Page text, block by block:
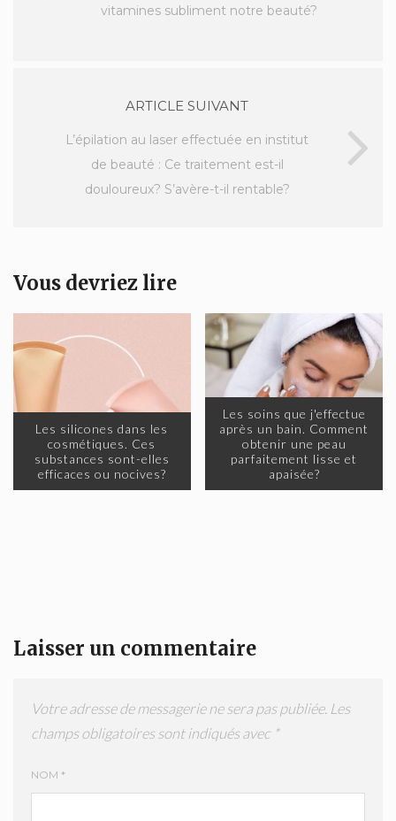
vitamines subliment notre beauté?
ARTICLE SUIVANT
L’épilation au laser effectuée en institut
de beauté : Ce traitement est-il
douloureux? S’avère-t-il rentable?
Vous devriez lire
Les silicones dans les
cosmétiques. Ces
substances sont-elles
efficaces ou nocives?
Les soins que j'effectue
après un bain. Comment
obtenir une peau
parfaitement lisse et
apaisée?
Laisser un commentaire
Votre adresse de messagerie ne sera pas publiée. Les
champs obligatoires sont indiqués avec *
NOM *